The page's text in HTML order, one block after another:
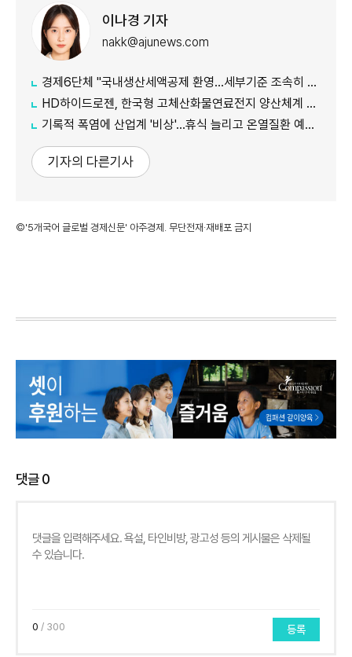
이나경 기자
nakk@ajunews.com
경제6단체 "국내생산세액공제 환영…세부기준 조속히 마련해야"
HD하이드로젠, 한국형 고체산화물연료전지 양산체계 구축
기록적 폭염에 산업계 '비상'…휴식 늘리고 온열질환 예방 총력
기자의 다른기사
©'5개국어 글로벌 경제신문' 아주경제. 무단전재·재배포 금지
댓글0
0 / 300 등록